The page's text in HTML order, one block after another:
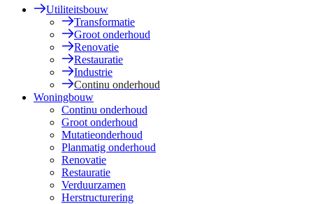
Utiliteitsbouw
Transformatie
Groot onderhoud
Renovatie
Restauratie
Industrie
Continu onderhoud
Woningbouw
Continu onderhoud
Groot onderhoud
Mutatieonderhoud
Planmatig onderhoud
Renovatie
Restauratie
Verduurzamen
Herstructurering